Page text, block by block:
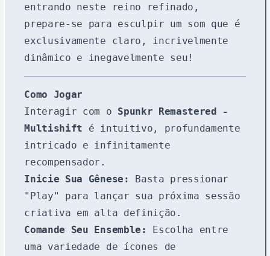
entrando neste reino refinado,
prepare-se para esculpir um som que é
exclusivamente claro, incrivelmente
dinâmico e inegavelmente seu!
Como Jogar
Interagir com o Spunkr Remastered -
Multishift é intuitivo, profundamente
intricado e infinitamente
recompensador.
Inicie Sua Gênese:
Basta pressionar
"Play" para lançar sua próxima sessão
criativa em alta definição.
Comande Seu Ensemble:
Escolha entre
uma variedade de ícones de